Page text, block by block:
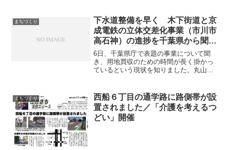
橋市が出した資料です。 特定街区と
は、都市計画法や建築基準法...
まちづくり
下水道整備を早く 木下街道と京
成電鉄の立体交差化事業（市川市
高石神）の進捗を千葉県から聞き
取りました
6日、千葉県庁で表題の事業について聞
き、用地買収のための時間が長く掛かっ
ているという現状を知りました。丸山慎
た。▲千葉県の事業説明書ですこの事業
は千葉県が行っているもので...
まちづくり
西船６丁目の通学路に路側帯が設
置されました／「介護を考えるつ
どい」開催